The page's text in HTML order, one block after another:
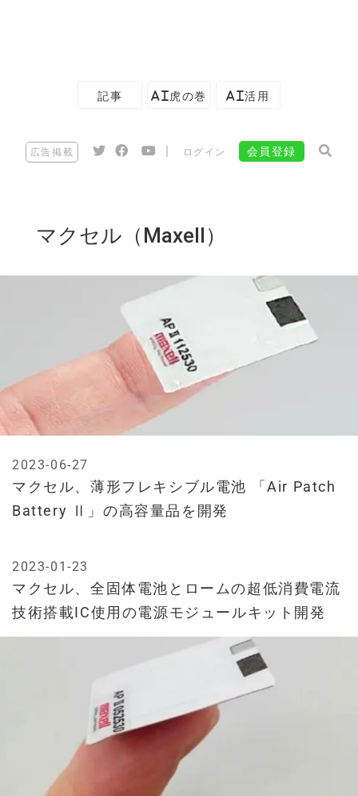
記事 AI虎の巻 AI活用
広告掲載 ログイン 会員登録
マクセル（Maxell）
マクセル、薄形フレキシブル電池 「Air Patch
Battery Ⅱ」の高容量品を開発
2023-06-27
マクセル、全固体電池とロームの超低消費電流
技術搭載IC使用の電源モジュールキット開発
2023-01-23